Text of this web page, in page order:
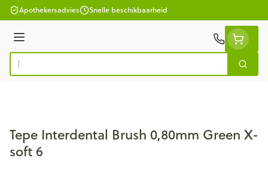
Ga naar de inhoud
Apothekersadvies Snelle beschikbaarheid
Menu
Product, merk, categorie... Zoek
Tepe Interdental Brush 0,80mm Green X-
soft 6